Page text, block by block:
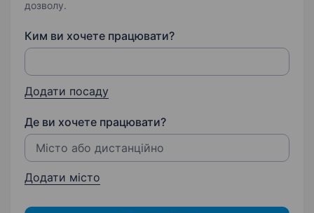
дозволу.
Ким ви хочете працювати?
Додати посаду
Де ви хочете працювати?
Додати місто